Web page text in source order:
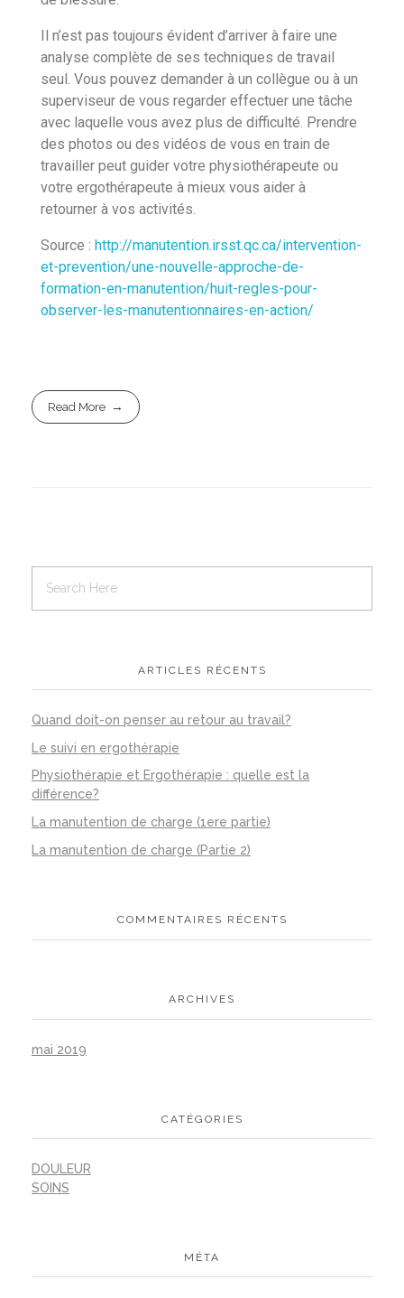
Il n’est pas toujours évident d’arriver à faire une
analyse complète de ses techniques de travail
seul. Vous pouvez demander à un collègue ou à un
superviseur de vous regarder effectuer une tâche
avec laquelle vous avez plus de difficulté. Prendre
des photos ou des vidéos de vous en train de
travailler peut guider votre physiothérapeute ou
votre ergothérapeute à mieux vous aider à
retourner à vos activités.
Source : http://manutention.irsst.qc.ca/intervention-
et-prevention/une-nouvelle-approche-de-
formation-en-manutention/huit-regles-pour-
observer-les-manutentionnaires-en-action/
Read More
ARTICLES RÉCENTS
Quand doit-on penser au retour au travail?
Le suivi en ergothérapie
Physiothérapie et Ergothérapie : quelle est la
différence?
La manutention de charge (1ere partie)
La manutention de charge (Partie 2)
COMMENTAIRES RÉCENTS
ARCHIVES
mai 2019
CATÉGORIES
DOULEUR
SOINS
MÉTA